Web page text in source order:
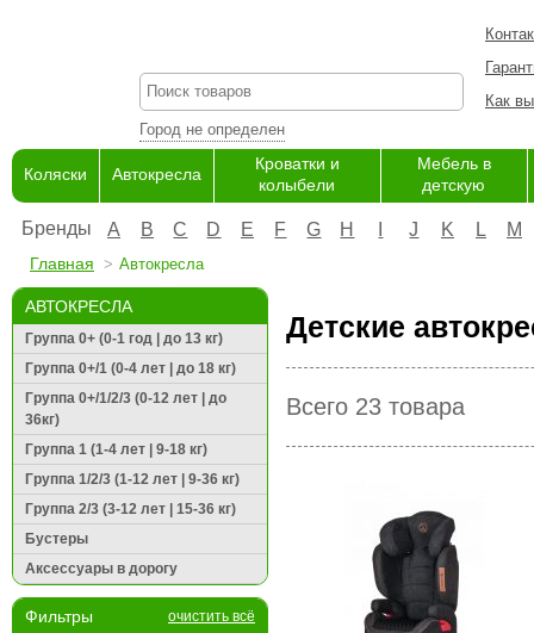
Город не определен
Как
Коляски Автокресла
Кроватки и
колыбели
Мебель в
детскую
Бренды A B C D E F G H J K L M
Главная Автокресла
АВТОКРЕСЛА
Группа 0+ (0-1 год | до 13 кг)
Группа 0+/1 (0-4 лет | до 18 кг)
Группа 0+/1/2/3 (0-12 лет | до
36кг)
Группа 1 (1-4 лет | 9-18 кг)
Группа 1/2/3 (1-12 лет | 9-36 кг)
Группа 2/3 (3-12 лет | 15-36 кг)
Бустеры
Аксессуары в дорогу
Фильтры очистить всё
Детские
Всего 23 товара